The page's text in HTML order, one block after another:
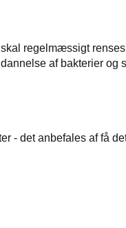
regelmæssigt
af bakterier
- det anbefales af få